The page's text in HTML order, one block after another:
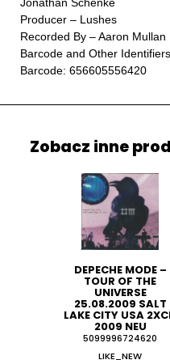
Jonathan Schenke
Producer – Lushes
Recorded By – Aaron Mullan
Barcode and Other Identifiers
Barcode: 656605556420
Zobacz inne
DEPECHE MODE ‎–
TOUR OF THE
UNIVERSE
25.08.2009 SALT
LAKE CITY USA
2009 NEU
5099996724620
LIKE_NEW